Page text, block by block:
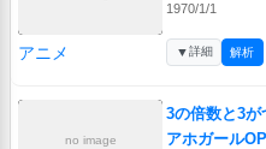
1970/1/1
アニメ ▼詳細 解析
no image
3の倍数と3
アホガールOP